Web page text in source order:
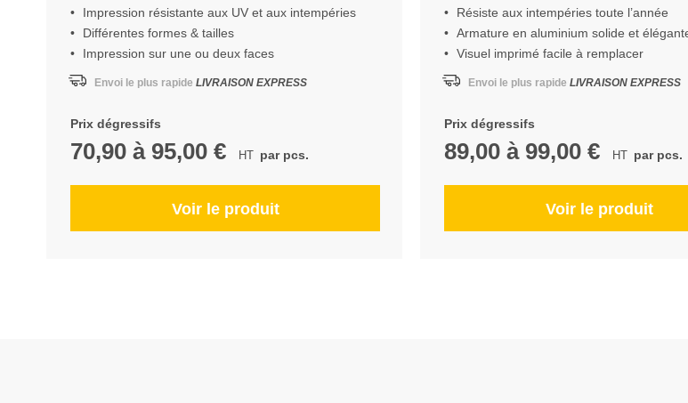
Impression résistante aux UV et aux intempéries
Différentes formes & tailles
Impression sur une ou deux faces
Envoi le plus rapide LIVRAISON EXPRESS
Prix dégressifs
70,90 à 95,00 € par pcs.
Voir le produit
Résiste aux intempéries toute l’année
Armature en aluminium solide et
Visuel imprimé facile à remplacer
Envoi le plus rapide LIVRAISON EXPRESS
Prix dégressifs
89,00 à 99,00 € par pcs.
Voir le produit